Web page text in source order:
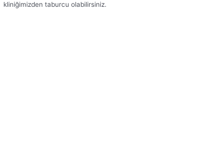
kliniğimizden taburcu olabilirsiniz.